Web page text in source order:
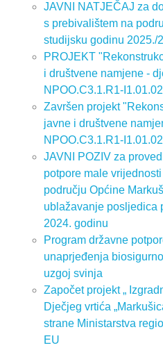
JAVNI NATJEČAJ za
s prebivalištem na
studijsku godinu 2025./
PROJEKT
i društvene namjene -
NPOO.C3.1.R1-
Završen projekt
javne i društvene
NPOO.C3.1.R1-
JAVNI POZIV za
potpore male
području Općine
ublažavanje posljedica
2024. godinu
Program državne
unaprjeđenja
uzgoj svinja
Započet projekt „
Dječjeg vrtića
strane Ministarstva
EU